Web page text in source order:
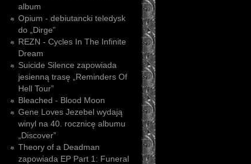
album
Opium - debiutancki teledysk
do „Dirge”
REZN - Cycles In The Infinite
Dream
Suicide Silence zapowiada
jesienną trasę „Reminders Of
Hell Tour”
Bleached - Blood Moon
Gene Loves Jezebel wydają
winyl na 40. rocznicę albumu
„Discover”
Theory of a Deadman
zapowiada EP Part 1: Funeral